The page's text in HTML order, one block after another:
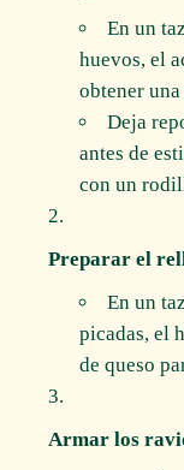
En un
huevos, el
obtener
Deja
antes de
con un
Preparar el
En un
picadas, el
de queso
Armar los